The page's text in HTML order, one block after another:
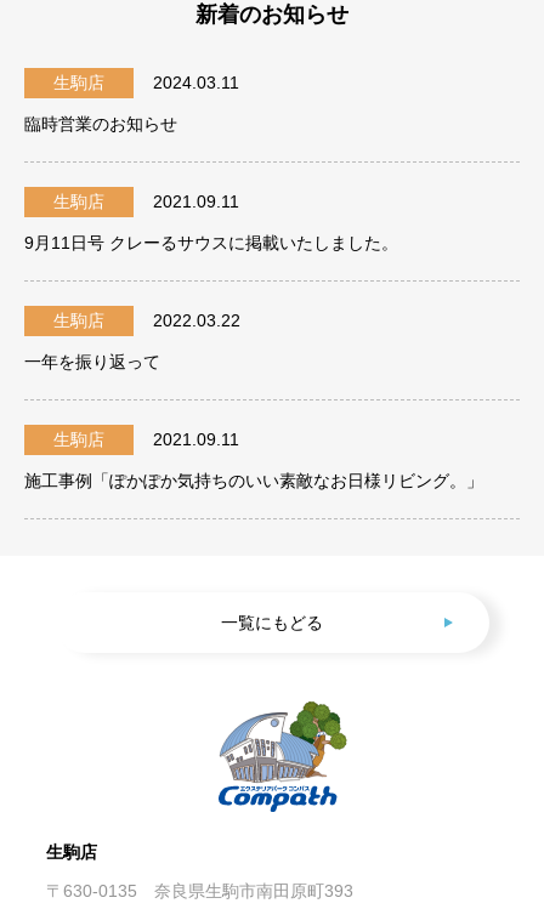
新着のお知らせ
生駒店 2024.03.11
臨時営業のお知らせ
生駒店 2021.09.11
9月11日号 クレーるサウスに掲載いたしました。
生駒店 2022.03.22
一年を振り返って
生駒店 2021.09.11
施工事例「ぽかぽか気持ちのいい素敵なお日様リビング。」
一覧にもどる
生駒店
〒630-0135 奈良県生駒市南田原町393